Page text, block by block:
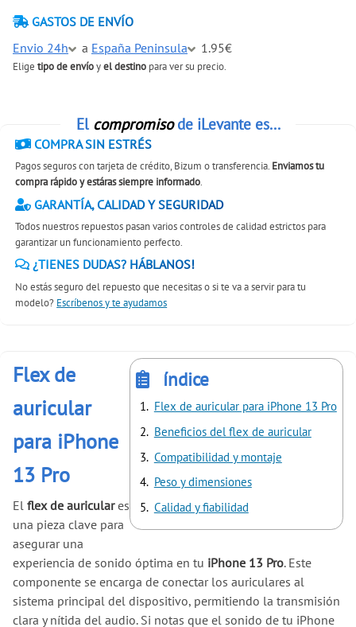
GASTOS DE ENVÍO
Envio 24h
a España Peninsula 1.95€
Elige tipo de envíoyel destino para ver su precio.
El compromisode iLevante es...
COMPRA SIN ESTRÉS
Pagos seguros con tarjeta de crédito, Bizum o transferencia. Enviamos tu
compra rápido y estáras siempre informado.
GARANTÍA, CALIDAD Y SEGURIDAD
Todos nuestros repuestos pasan varios controles de calidad estrictos para
garantizar un funcionamiento perfecto.
¿TIENES DUDAS? HÁBLANOS!
No estás seguro del repuesto que necesitas o si te va a servir para tu
modelo? Escríbenos y te ayudamos
índice
Flex de auricular para iPhone 13 Pro
Beneficios del flex de auricular
Compatibilidad y montaje
Peso y dimensiones
Calidad y fiabilidad
Flex de
auricular
para iPhone
13 Pro
El flex de auriculares
una pieza clave para
asegurar una
experiencia de sonido óptima en tu iPhone 13 Pro. Este
componente se encarga de conectar los auriculares al
sistema principal del dispositivo, permitiendo la transmisión
clara y nítida del audio. Si notas que el sonido de tu iPhone